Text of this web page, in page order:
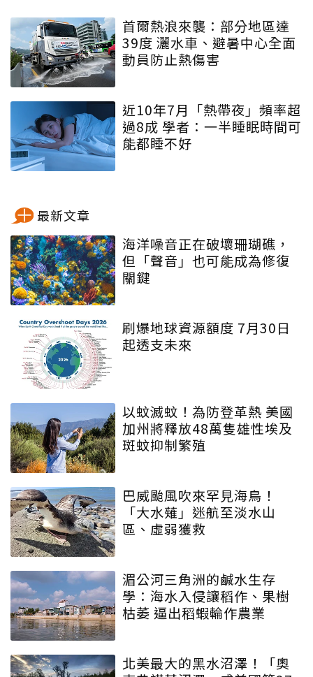
首爾熱浪來襲：部分地區達
39度 灑水車、避暑中心全面
動員防止熱傷害
近10年7月「熱帶夜」頻率超
過8成 學者：一半睡眠時間可
能都睡不好
最新文章
海洋噪音正在破壞珊瑚礁，
但「聲音」也可能成為修復
關鍵
刷爆地球資源額度 7月30日
起透支未來
以蚊滅蚊！為防登革熱 美國
加州將釋放48萬隻雄性埃及
斑蚊抑制繁殖
巴威颱風吹來罕見海鳥！
「大水薙」迷航至淡水山
區、虛弱獲救
湄公河三角洲的鹹水生存
學：海水入侵讓稻作、果樹
枯萎 逼出稻蝦輪作農業
北美最大的黑水沼澤！「奧